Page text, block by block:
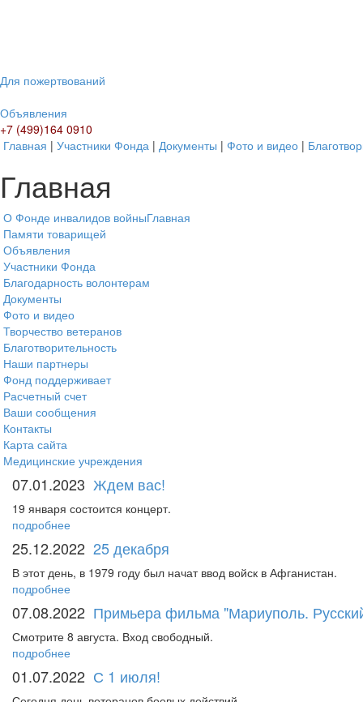
Для пожертвований
Объявления
+7 (499)164 0910
Главная | Участники Фонда | Документы | Фото и видео |
Главная
Главная
О Фонде инвалидов войны
Памяти товарищей
Объявления
Участники Фонда
Благодарность волонтерам
Документы
Фото и видео
Творчество ветеранов
Благотворительность
Наши партнеры
Фонд поддерживает
Расчетный счет
Ваши сообщения
Контакты
Карта сайта
Медицинские учреждения
07.01.2023 Ждем вас!
19 января состоится концерт.
подробнее
25.12.2022 25 декабря
В этот день, в 1979 году был начат ввод войск в Афганистан.
подробнее
07.08.2022 Примьера фильма "Мариуполь.
Смотрите 8 августа. Вход свободный.
подробнее
01.07.2022 С 1 июля!